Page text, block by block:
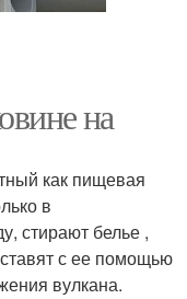
на
как пищевая
в
стирают белье ,
с ее помощью
вулкана.